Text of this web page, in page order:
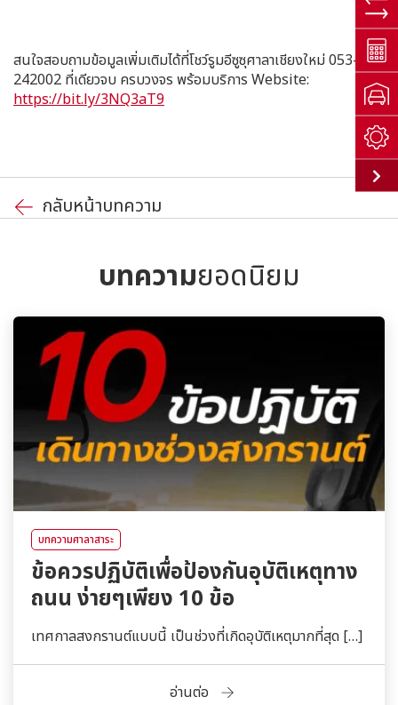
สนใจสอบถามข้อมูลเพิ่มเติมได้ที่โชว์รูมอีซูซุศาลาเชียงใหม่ 053-
242002 ที่เดียวจบ ครบวงจร พร้อมบริการ Website:
https://bit.ly/3NQ3aT9
กลับหน้าบทความ
บทความยอดนิยม
บทความศาลาสาระ
ข้อควรปฏิบัติเพื่อป้องกันอุบัติเหตุทาง
ถนน ง่ายๆเพียง 10 ข้อ
เทศกาลสงกรานต์แบบนี้ เป็นช่วงที่เกิดอุบัติเหตุมากที่สุด […]
อ่านต่อ